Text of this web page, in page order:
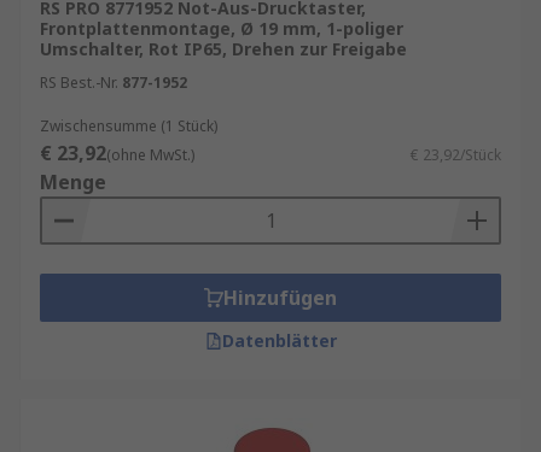
RS PRO 8771952 Not-Aus-Drucktaster,
Frontplattenmontage, Ø 19 mm, 1-poliger
Umschalter, Rot IP65, Drehen zur Freigabe
RS Best.-Nr. 877-1952
Zwischensumme (1 Stück)
€ 23,92(ohne MwSt.) € 23,92/Stück
Menge
Hinzufügen
Datenblätter